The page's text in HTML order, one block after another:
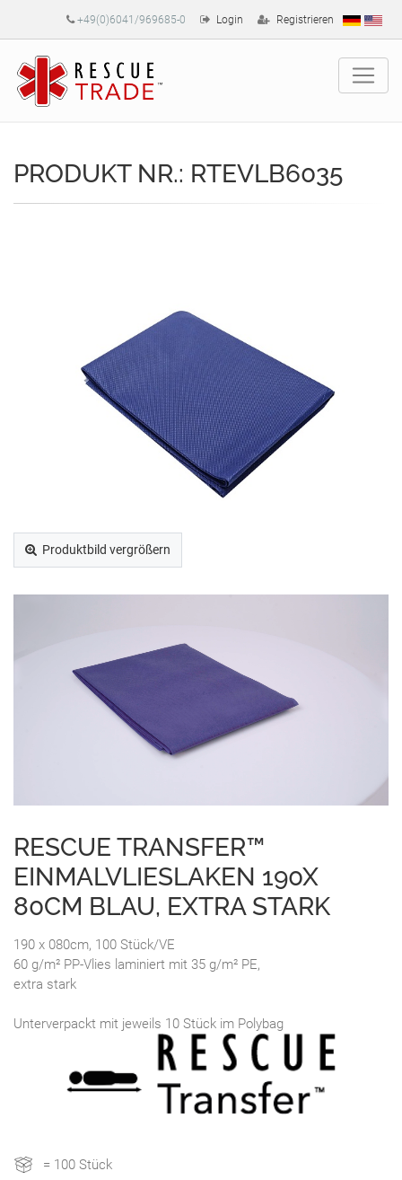
+49(0)6041/969685-0 Login Registrieren
PRODUKT NR.: RTEVLB6035
Produktbild vergrößern
RESCUE TRANSFER™
EINMALVLIESLAKEN 190X
80CM BLAU, EXTRA STARK
190 x 080cm, 100 Stück/VE
60 g/m² PP-Vlies laminiert mit 35 g/m² PE,
extra stark
Unterverpackt mit jeweils 10 Stück im Polybag
= 100 Stück